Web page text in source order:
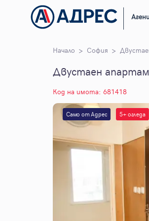
Начало София
Двустаен
Код на имота: 681418
Само от Адрес 5+ огледа